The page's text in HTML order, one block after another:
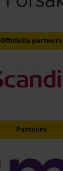
Officiella partners
Partners